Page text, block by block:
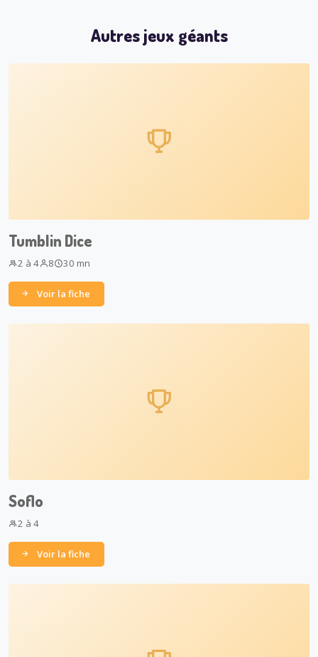
Autres jeux géants
Tumblin Dice
2 à 4 8 30 mn
Voir la fiche
Soflo
2 à 4
Voir la fiche